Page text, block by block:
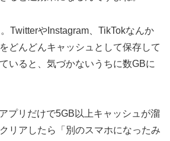
TwitterやInstagram、TikTokなんか
どんどんキャッシュとして保存して
いると、気づかないうちに数GBに
プリだけで5GB以上キャッシュが溜
リアしたら「別のスマホになったみ